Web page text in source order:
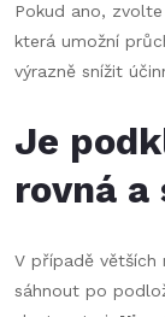
Pokud ano,
která umožní
výrazně snížit
Je
rovná a
V případě větších
sáhnout po